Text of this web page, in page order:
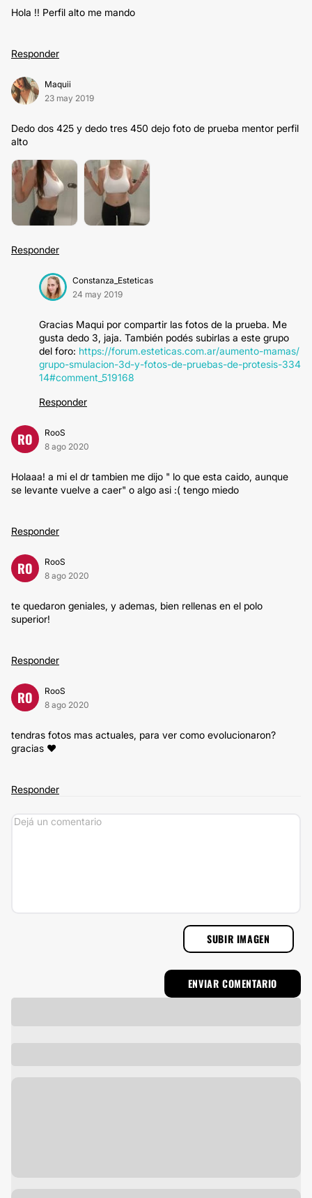
Hola !! Perfil alto me mando
Responder
Maquii
23 may 2019
Dedo dos 425 y dedo tres 450 dejo foto de prueba mentor perfil
alto
Responder
Constanza_Esteticas
24 may 2019
Gracias Maqui por compartir las fotos de la prueba. Me
gusta dedo 3, jaja. También podés subirlas a este grupo
del foro: https://forum.esteticas.com.ar/aumento-mamas/
grupo-smulacion-3d-y-fotos-de-pruebas-de-protesis-334
14#comment_519168
Responder
RO
RooS
8 ago 2020
Holaaa! a mi el dr tambien me dijo " lo que esta caido, aunque
se levante vuelve a caer" o algo asi :( tengo miedo
Responder
RO
RooS
8 ago 2020
te quedaron geniales, y ademas, bien rellenas en el polo
superior!
Responder
RO
RooS
8 ago 2020
tendras fotos mas actuales, para ver como evolucionaron?
gracias ♥
Responder
SUBIR IMAGEN